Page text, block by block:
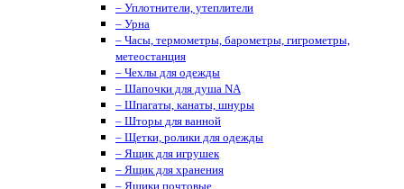
– Уплотнители, утеплители
– Урна
– Часы, термометры, барометры, гигрометры,
метеостанция
– Чехлы для одежды
– Шапочки для душа NA
– Шпагаты, канаты, шнуры
– Шторы для ванной
– Щетки, ролики для одежды
– Ящик для игрушек
– Ящик для хранения
– Ящики почтовые